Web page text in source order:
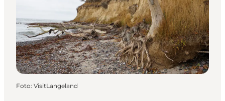
Foto: VisitLangeland